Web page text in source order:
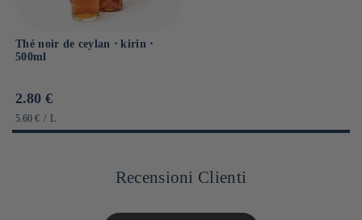
Thé noir de ceylan ⋅ kirin ⋅
500ml
Prix
habituel
2.80 €
PRIX
UNITAIRE
5.60 € / PAR
L
Recensioni Clienti